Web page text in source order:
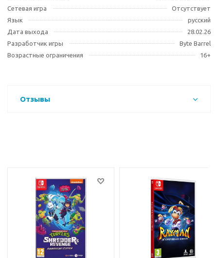
Сетевая игра
Отсутствует
Язык
русский
Дата выхода
28.02.26
Разработчик игры
Byte Barrel
Возрастные ограничения
16+
Отзывы